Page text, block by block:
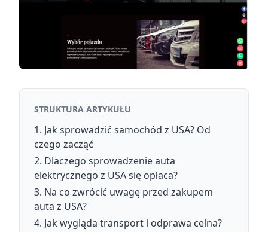
STRUKTURA ARTYKUŁU
Jak sprowadzić samochód z USA? Od
czego zacząć
Dlaczego sprowadzenie auta
elektrycznego z USA się opłaca?
Na co zwrócić uwagę przed zakupem
auta z USA?
Jak wygląda transport i odprawa celna?